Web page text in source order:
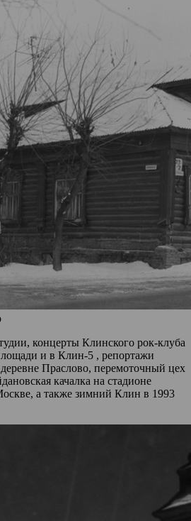
концерты Клинского рок-клуба
и в Клин-5 , репортажи
Праслово, перемоточный цех
качалка на стадионе
а также зимний Клин в 1993